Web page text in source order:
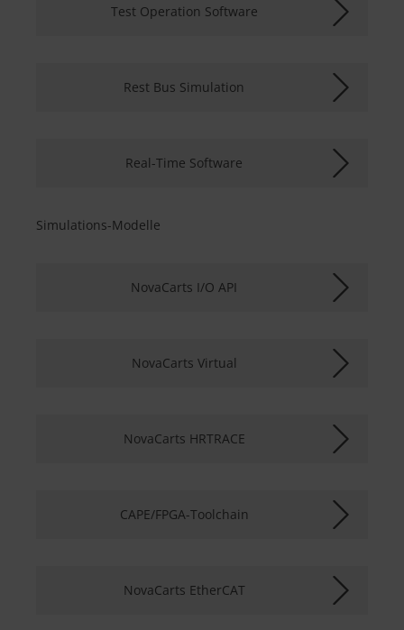
Test Operation Software
Rest Bus Simulation
Real-Time Software
Simulations-Modelle
NovaCarts I/O API
NovaCarts Virtual
NovaCarts HRTRACE
CAPE/FPGA-Toolchain
NovaCarts EtherCAT